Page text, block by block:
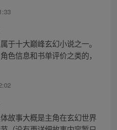
于十大巅峰玄幻小说之一。
色信息和书单评价之类的，
故事大概是主角在玄幻世界